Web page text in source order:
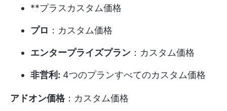
**プラスカスタム価格
プロ ：カスタム価格
エンタープライズプラン ：カスタム価格
非営利: 4つのプランすべてのカスタム価格
アドオン価格：カスタム価格